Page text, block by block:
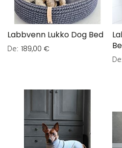
Labbvenn Lukko Dog Bed
De 189,00 €
De